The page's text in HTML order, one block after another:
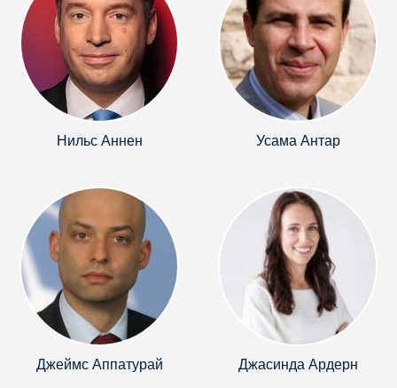
Нильс Аннен Усама Антар
Джеймс Аппатурай Джасинда Ардерн